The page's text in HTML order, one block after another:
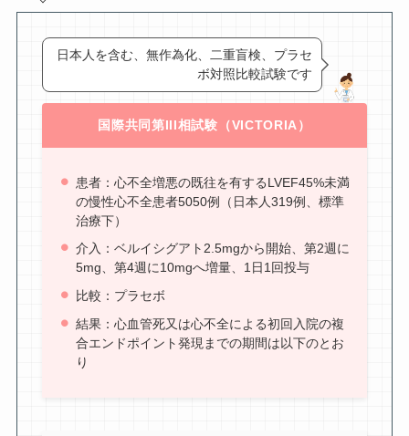
日本人を含む、無作為化、二重盲検、プラセ
ボ対照比較試験です
国際共同第III相試験（VICTORIA）
患者：心不全増悪の既往を有するLVEF45%未満
の慢性心不全患者5050例（日本人319例、標準
治療下）
介入：ベルイシグアト2.5mgから開始、第2週に
5mg、第4週に10mgへ増量、1日1回投与
比較：プラセボ
結果：心血管死又は心不全による初回入院の複
合エンドポイント発現までの期間は以下のとお
り